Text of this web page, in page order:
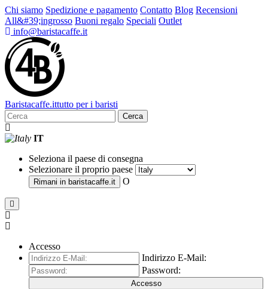
Chi siamo Spedizione e pagamento Contatto Blog Recensioni
All&#39;ingrosso Buoni regalo Speciali Outlet
info@baristacaffe.it
Baristacaffe.ittutto per i baristi
Cerca
IT
Seleziona il paese di consegna
Selezionare il proprio paese
Rimani in baristacaffe.it O
Accesso
Indirizzo E-Mail:
Password:
Accesso